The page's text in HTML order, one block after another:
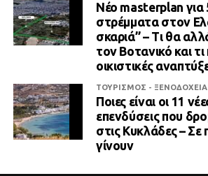
Νέο masterplan για
στρέμματα στον
σκαριά” – Τι θα
τον Βοτανικό και
οικιστικές
ΤΟΥΡΙΣΜΟΣ - ΞΕΝΟΔΟΧΕΙΑ
Ποιες είναι οι 11
επενδύσεις που
στις Κυκλάδες – Σε
γίνουν